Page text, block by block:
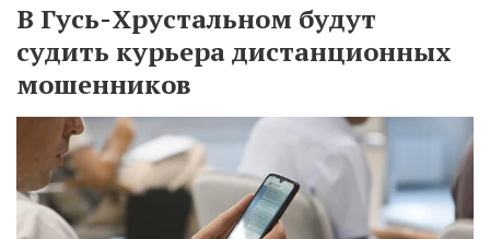
В Гусь-Хрустальном будут
судить курьера дистанционных
мошенников